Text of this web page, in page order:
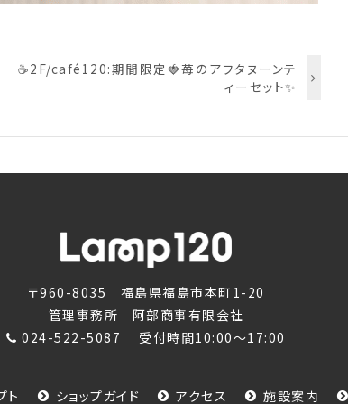
☕2F/café120:期間限定🍓苺のアフタヌーンテ
ィーセット✨
〒960-8035 福島県福島市本町1-20
管理事務所 阿部商事有限会社
024-522-5087
受付時間10:00～17:00
ト ショップガイド アクセス 施設案内